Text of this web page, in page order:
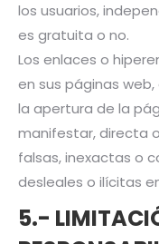
los usuarios,
es gratuita o no.
Los enlaces o
en sus páginas
la apertura de la
manifestar, directa
falsas, inexactas o
desleales o ilícitas
5.-